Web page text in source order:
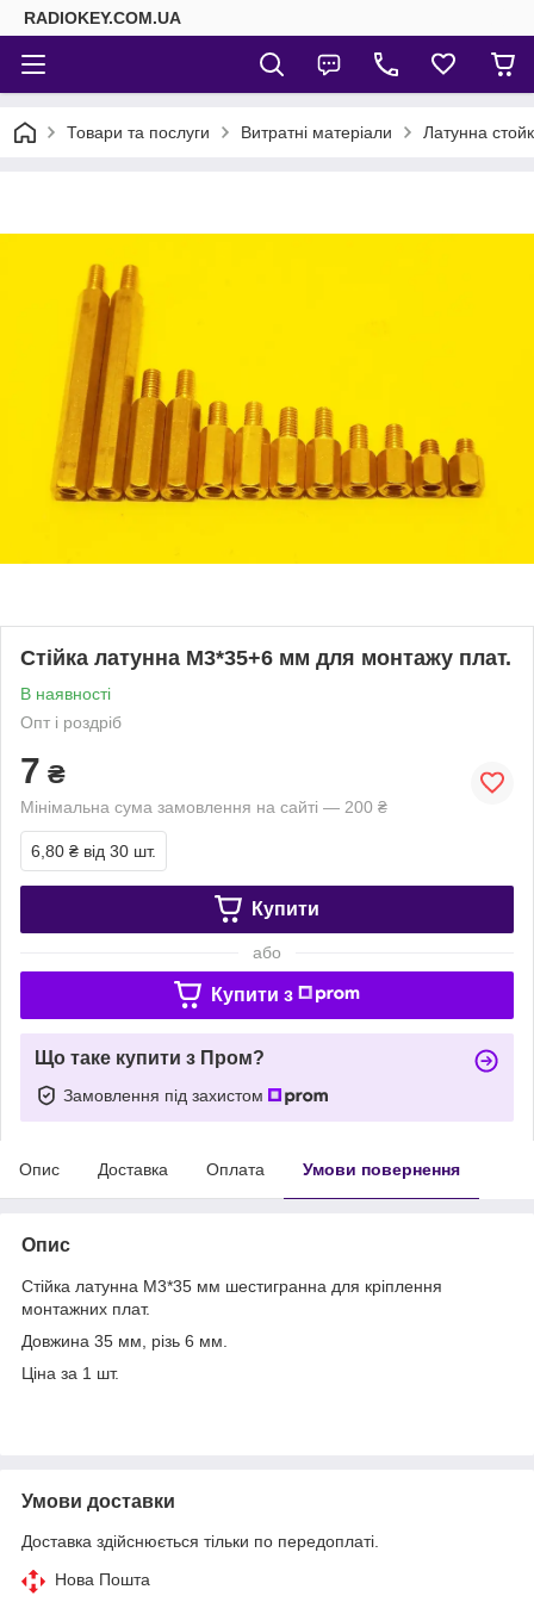
RADIOKEY.COM.UA
Товари та послуги Витратні матеріали Латунна
Стійка латунна M3*35+6 мм для монтажу плат.
В наявності
Опт і роздріб
7 ₴
Мінімальна сума замовлення на сайті — 200 ₴
6,80 ₴ від 30 шт.
Купити
або
Купити з
Що таке купити з Пром?
Замовлення під захистом
Опис Доставка Оплата Умови повернення
Опис
Стійка латунна M3*35 мм шестигранна для кріплення
монтажних плат.
Довжина 35 мм, різь 6 мм.
Ціна за 1 шт.
Умови доставки
Доставка здійснюється тільки по передоплаті.
Нова Пошта